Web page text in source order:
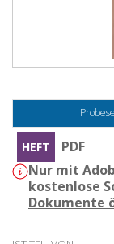
HEFT
PDF
Nur mit
kostenlose
Dokumente